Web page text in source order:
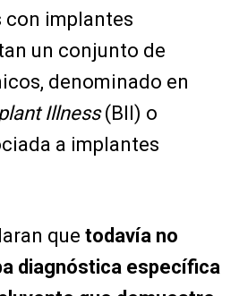
con implantes
un conjunto de
denominado en
Illness(BII) o
a implantes
que todavía no
diagnóstica específica